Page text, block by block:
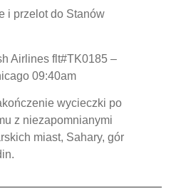
i przelot do Stanów
Airlines flt#TK0185 –
09:40am
wycieczki po
z niezapomnianymi
miast, Sahary, gór